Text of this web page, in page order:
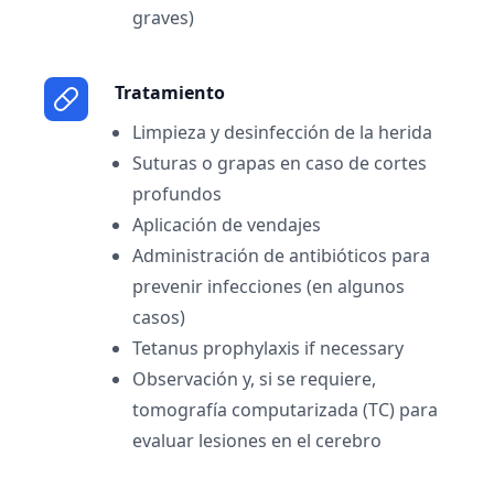
graves)
Tratamiento
Limpieza y desinfección de la herida
Suturas o grapas en caso de cortes
profundos
Aplicación de vendajes
Administración de antibióticos para
prevenir infecciones (en algunos
casos)
Tetanus prophylaxis if necessary
Observación y, si se requiere,
tomografía computarizada (TC) para
evaluar lesiones en el cerebro